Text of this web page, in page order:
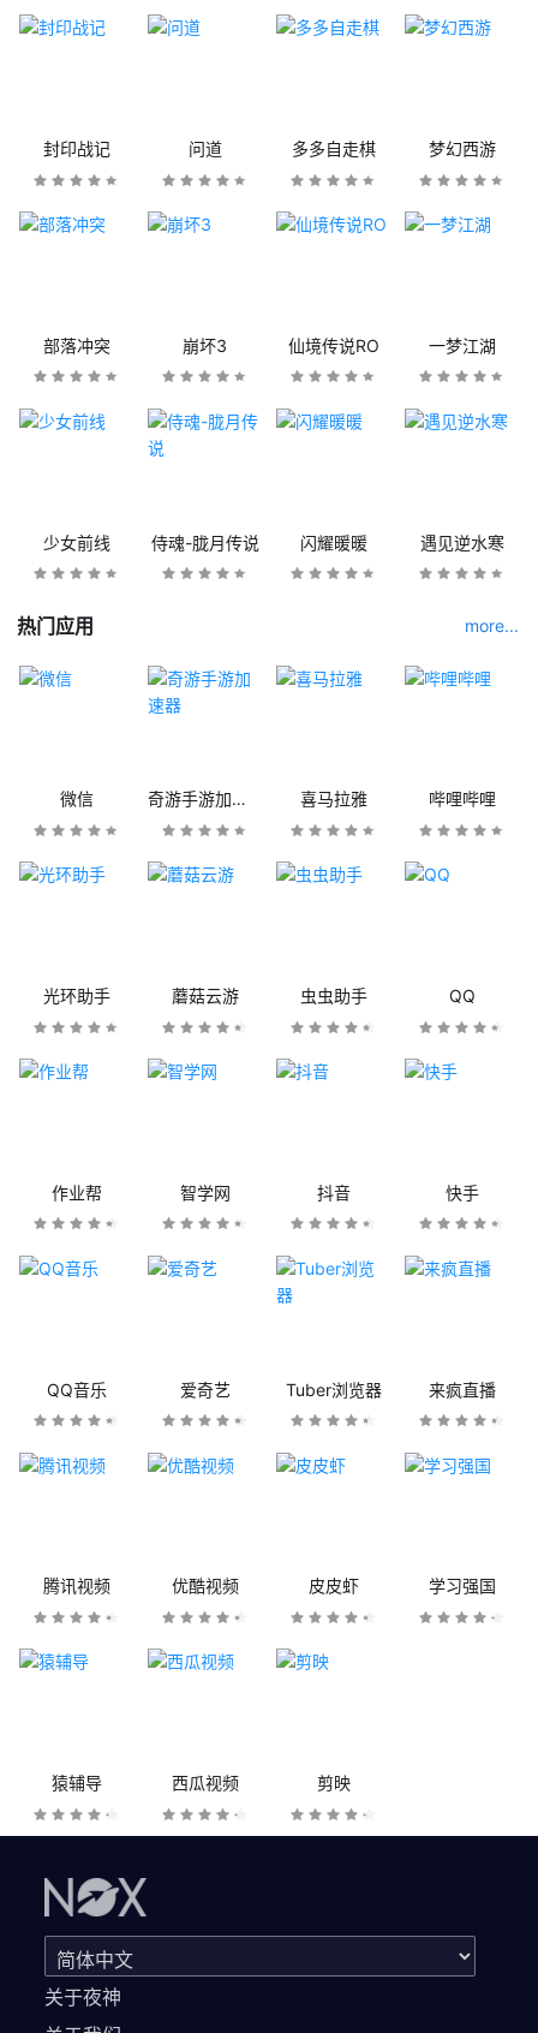
封印战记 问道 多多自走棋 梦幻西游
部落冲突 崩坏3 仙境传说RO 一梦江湖
少女前线 侍魂-胧月传说 闪耀暖暖 遇见逆水寒
热门应用 more...
微信 奇游手游加速器 喜马拉雅 哔哩哔哩
光环助手 蘑菇云游 虫虫助手 QQ
作业帮 智学网 抖音 快手
QQ音乐 爱奇艺 Tuber浏览器 来疯直播
腾讯视频 优酷视频 皮皮虾 学习强国
猿辅导 西瓜视频 剪映
关于夜神